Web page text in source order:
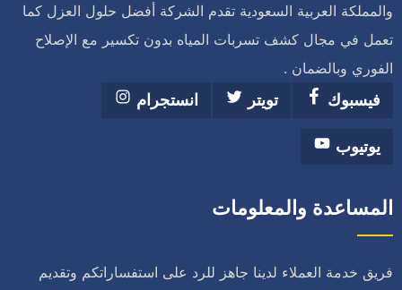
والمملكة العربية السعودية تقدم الشركة أفضل حلول العزل كما
تعمل في مجال كشف تسربات المياه بدون تكسير مع الإصلاح
الفوري وبالضمان .
فيسبوك
تويتر انستجرام
يوتيوب
المساعدة والمعلومات
فريق خدمة العملاء لدينا جاهز للرد على استفساراتكم وتقديم